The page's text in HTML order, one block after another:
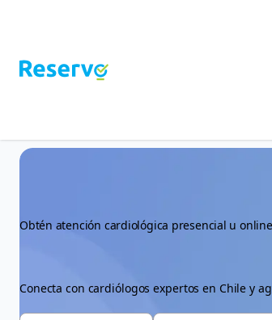
Obtén atención cardiológica presencial u
Conecta con cardiólogos expertos en Chile y